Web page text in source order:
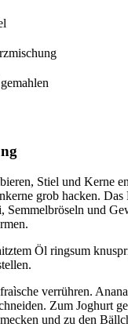
Stiel und Kerne
grob hacken.
Semmelbröseln und
Öl ringsum
verrühren.
Zum Joghurt
und zu den